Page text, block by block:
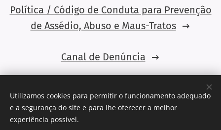
Política / Código de Conduta para Prevenção
de Assédio, Abuso e Maus-Tratos
Canal de Denúncia
Aceda aqui ao Livro de Reclamações
Utilizamos cookies para permitir o funcionamento adequado
e a segurança do site e para lhe oferecer a melhor
experiência possível.